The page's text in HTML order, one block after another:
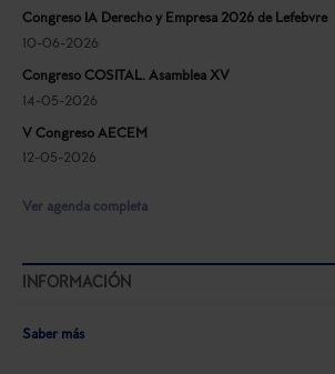
Congreso IA Derecho y Empresa 2026 de Lefebvre
10-06-2026
Congreso COSITAL. Asamblea XV
14-05-2026
V Congreso AECEM
12-05-2026
Ver agenda completa
INFORMACIÓN
Saber más